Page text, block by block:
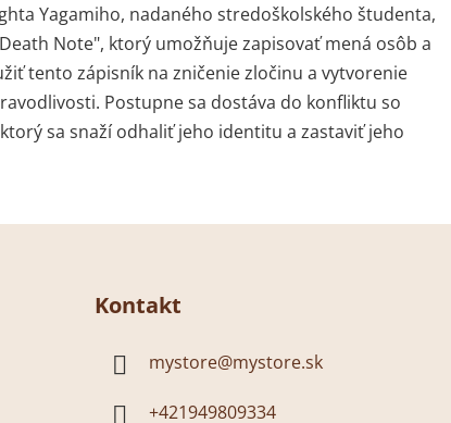
Yagamiho, nadaného stredoškolského študenta,
Note", ktorý umožňuje zapisovať mená osôb a
tento zápisník na zničenie zločinu a vytvorenie
Postupne sa dostáva do konfliktu so
sa snaží odhaliť jeho identitu a zastaviť jeho
Kontakt
mystore@mystore.sk
+421949809334